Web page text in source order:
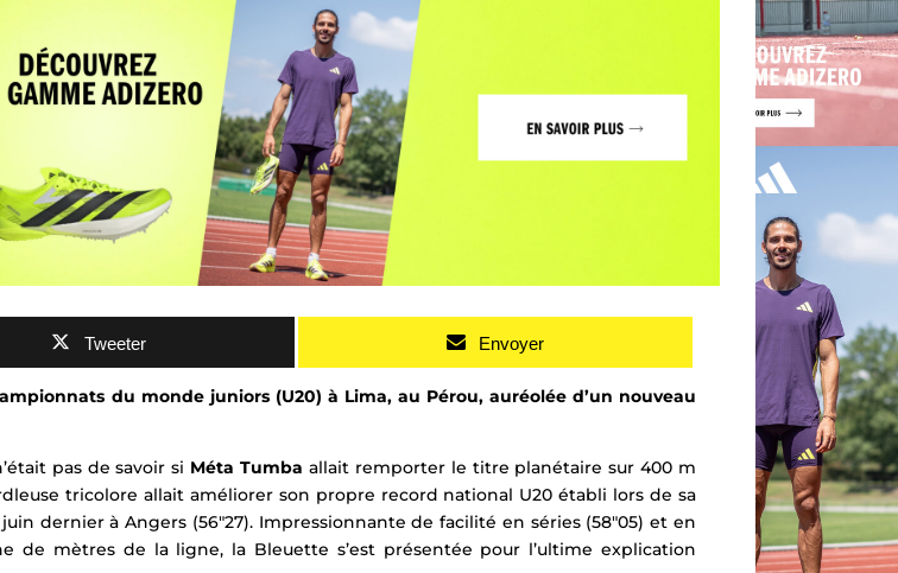
Tweeter Envoyer
du monde juniors (U20) à Lima, au Pérou, auréolée d’un nouveau
pas de savoir si Méta Tumba allait remporter le titre planétaire sur 400 m
tricolore allait améliorer son propre record national U20 établi lors de sa
dernier à Angers (56″27). Impressionnante de facilité en séries (58″05) et en
de mètres de la ligne, la Bleuette s’est présentée pour l’ultime explication